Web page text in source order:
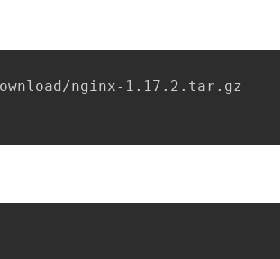
nginx-1.17.2.tar.gz